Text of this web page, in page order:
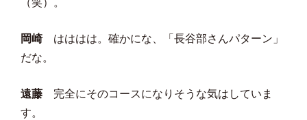
（笑）。
岡崎 はははは。確かにな、「長谷部さんパターン」
だな。
遠藤 完全にそのコースになりそうな気はしていま
す。